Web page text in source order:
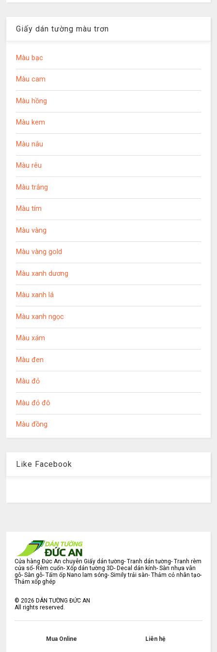
Giấy dán tường màu trơn
Màu bạc
Màu cam
Màu hồng
Màu kem
Màu nâu
Màu rêu
Màu trắng
Màu tím
Màu vàng
Màu vàng gold
Màu xanh dương
Màu xanh lá
Màu xanh ngọc
Màu xám
Màu đen
Màu đỏ
Màu đỏ đô
Màu đồng
Like Facebook
Cửa hàng Đức An chuyên Giấy dán tường- Tranh dán tường- Tranh rèm
cửa sổ- Rèm cuốn- Xốp dán tường 3D- Decal dán kính- Sàn nhựa vân
gỗ- Sàn gỗ- Tấm ốp Nano lam sóng- Simily trải sàn- Thảm cỏ nhân tạo-
Thảm xốp ghép
©2026 DÁN TƯỜNG ĐỨC AN
All rights reserved.
Mua Online Liên hệ